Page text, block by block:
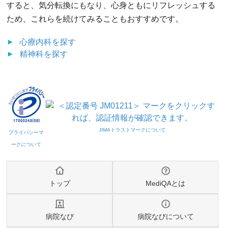
すると、気分転換にもなり、心身ともにリフレッシュする
ため、これらを続けてみることもおすすめです。
心療内科を探す
精神科を探す
トップ MediQAとは
病院なび 病院なびについて